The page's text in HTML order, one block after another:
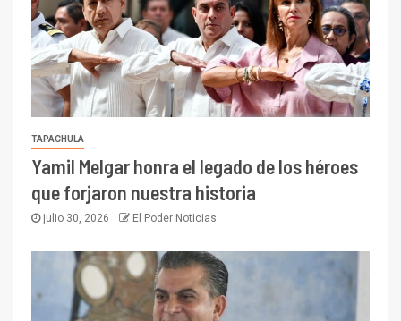
TAPACHULA
Yamil Melgar honra el legado de los héroes
que forjaron nuestra historia
julio 30, 2026 El Poder Noticias